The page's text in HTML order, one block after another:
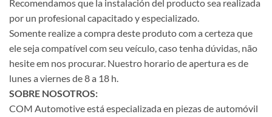
Recomendamos que la instalación del producto sea realizada
por un profesional capacitado y especializado.
Somente realize a compra deste produto com a certeza que
ele seja compatível com seu veículo, caso tenha dúvidas, não
hesite em nos procurar. Nuestro horario de apertura es de
lunes a viernes de 8 a 18 h.
SOBRE NOSOTROS:
COM Automotive está especializada en piezas de automóvil